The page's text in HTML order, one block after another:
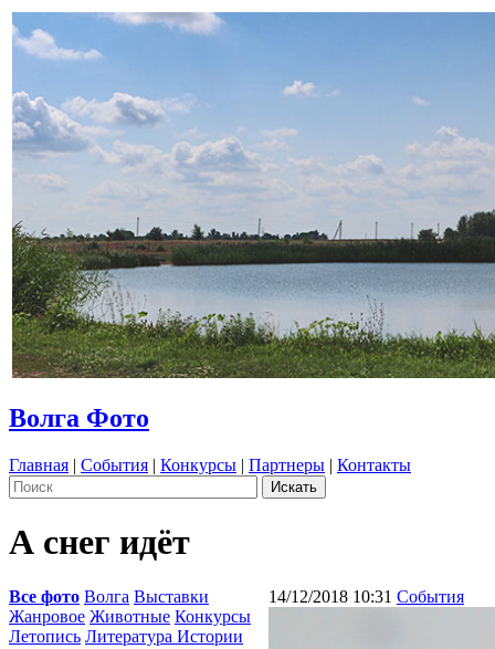
Волга Фото
Главная | События | Конкурсы | Партнеры | Контакты
А снег идёт
Все фото Волга Выставки
Жанровое Животные Конкурсы
Летопись Литература Истории
14/12/2018 10:31 События